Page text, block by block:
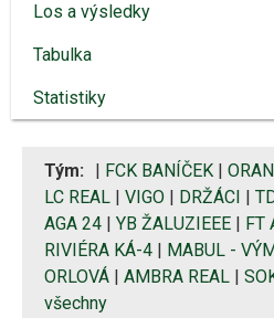
Los a výsledky
Tabulka
Statistiky
Tým: FCK BANÍČEK
LC REAL
VIGO DRŽÁCI
AGA 24
YB ŽALUZIEEE FT
RIVIÉRA KÁ-4
MABUL -
ORLOVÁ
AMBRA REAL
všechny